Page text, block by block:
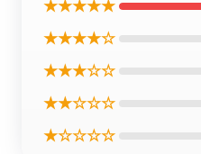
★★★★★
★★★★☆
★★★☆☆
★★☆☆☆
★☆☆☆☆